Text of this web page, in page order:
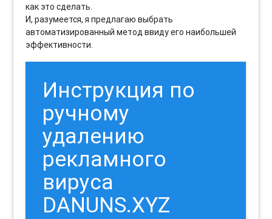
как это сделать.
И, разумеется, я предлагаю выбрать
автоматизированный метод ввиду его наибольшей
эффективности.
Инструкция по
ручному
удалению
рекламного
вируса
DANUNS.XYZ